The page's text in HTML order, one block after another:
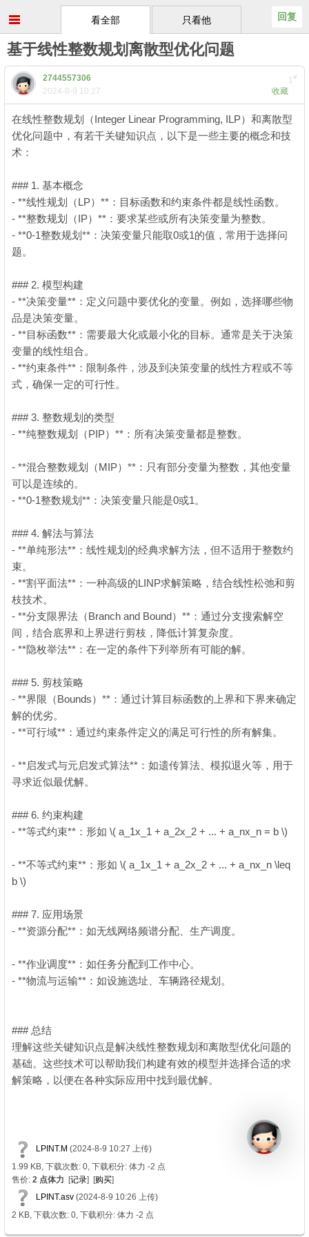
只看他
看全部 回复
基于线性整数规划离散型优化问题
1#
2744557306
收藏
2024-8-9 10:27
在线性整数规划（Integer Linear Programming, ILP）和离散型
优化问题中，有若干关键知识点，以下是一些主要的概念和技
术：
### 1. 基本概念
- **线性规划（LP）**：目标函数和约束条件都是线性函数。
- **整数规划（IP）**：要求某些或所有决策变量为整数。
- **0-1整数规划**：决策变量只能取0或1的值，常用于选择问
题。
### 2. 模型构建
- **决策变量**：定义问题中要优化的变量。例如，选择哪些物
品是决策变量。
- **目标函数**：需要最大化或最小化的目标。通常是关于决策
变量的线性组合。
- **约束条件**：限制条件，涉及到决策变量的线性方程或不等
式，确保一定的可行性。
### 3. 整数规划的类型
- **纯整数规划（PIP）**：所有决策变量都是整数。
- **混合整数规划（MIP）**：只有部分变量为整数，其他变量
可以是连续的。
- **0-1整数规划**：决策变量只能是0或1。
### 4. 解法与算法
- **单纯形法**：线性规划的经典求解方法，但不适用于整数约
束。
- **割平面法**：一种高级的LINP求解策略，结合线性松弛和剪
枝技术。
- **分支限界法（Branch and Bound）**：通过分支搜索解空
间，结合底界和上界进行剪枝，降低计算复杂度。
- **隐枚举法**：在一定的条件下列举所有可能的解。
### 5. 剪枝策略
- **界限（Bounds）**：通过计算目标函数的上界和下界来确定
解的优劣。
- **可行域**：通过约束条件定义的满足可行性的所有解集。
- **启发式与元启发式算法**：如遗传算法、模拟退火等，用于
寻求近似最优解。
### 6. 约束构建
- **等式约束**：形如 \( a_1x_1 + a_2x_2 + ... + a_nx_n = b \)
- **不等式约束**：形如 \( a_1x_1 + a_2x_2 + ... + a_nx_n \leq
b \)
### 7. 应用场景
- **资源分配**：如无线网络频谱分配、生产调度。
- **作业调度**：如任务分配到工作中心。
- **物流与运输**：如设施选址、车辆路径规划。
### 总结
理解这些关键知识点是解决线性整数规划和离散型优化问题的
基础。这些技术可以帮助我们构建有效的模型并选择合适的求
解策略，以便在各种实际应用中找到最优解。
LPINT.M (2024-8-9 10:27 上传)
1.99 KB, 下载次数: 0, 下载积分: 体力 -2 点
售价: 2 点体力 [记录] [购买]
LPINT.asv (2024-8-9 10:26 上传)
2 KB, 下载次数: 0, 下载积分: 体力 -2 点